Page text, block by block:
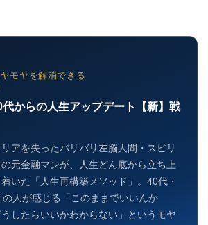
モヤを解消できる
からの人生アップデート【新】戦
アを失ったバリバリ左脳人間・スピリ
元金融マンが、人生どん底から立ち上
いた「人生再構築メソッド」。40代・
人が感じる「このままでいいんか
したらいいかわからない」というモヤ